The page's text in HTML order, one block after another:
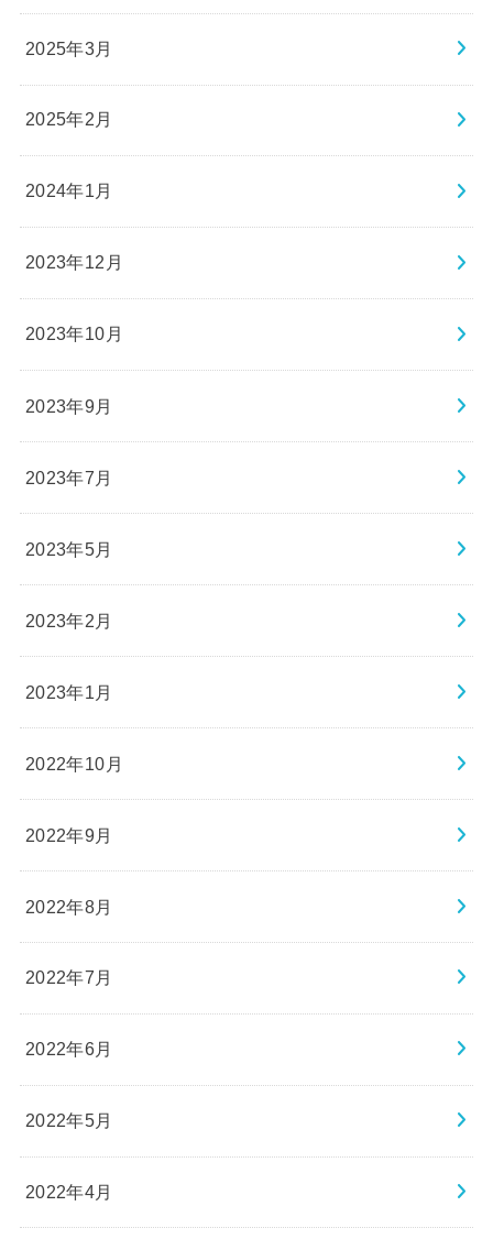
2025年3月
2025年2月
2024年1月
2023年12月
2023年10月
2023年9月
2023年7月
2023年5月
2023年2月
2023年1月
2022年10月
2022年9月
2022年8月
2022年7月
2022年6月
2022年5月
2022年4月